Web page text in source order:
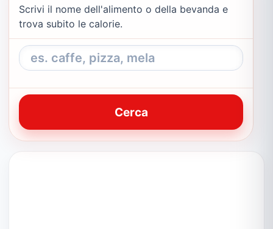
Scrivi il nome dell'alimento o della bevanda e
trova subito le calorie.
Cerca